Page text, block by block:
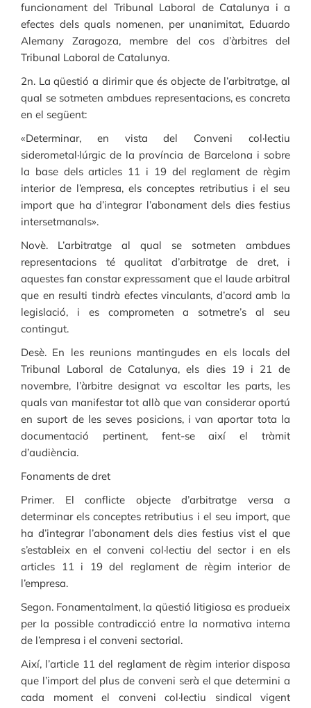
funcionament del Tribunal Laboral de Catalunya i a
efectes dels quals nomenen, per unanimitat, Eduardo
Alemany Zaragoza, membre del cos d’àrbitres del
Tribunal Laboral de Catalunya.
2n. La qüestió a dirimir que és objecte de l’arbitratge, al
qual se sotmeten ambdues representacions, es concreta
en el següent:
«Determinar, en vista del Conveni col·lectiu
siderometal·lúrgic de la província de Barcelona i sobre
la base dels articles 11 i 19 del reglament de règim
interior de l’empresa, els conceptes retributius i el seu
import que ha d’integrar l’abonament dels dies festius
intersetmanals».
Novè. L’arbitratge al qual se sotmeten ambdues
representacions té qualitat d’arbitratge de dret, i
aquestes fan constar expressament que el laude arbitral
que en resulti tindrà efectes vinculants, d’acord amb la
legislació, i es comprometen a sotmetre’s al seu
contingut.
Desè. En les reunions mantingudes en els locals del
Tribunal Laboral de Catalunya, els dies 19 i 21 de
novembre, l’àrbitre designat va escoltar les parts, les
quals van manifestar tot allò que van considerar oportú
en suport de les seves posicions, i van aportar tota la
documentació pertinent, fent-se així el tràmit
d’audiència.
Fonaments de dret
Primer. El conflicte objecte d’arbitratge versa a
determinar els conceptes retributius i el seu import, que
ha d’integrar l’abonament dels dies festius vist el que
s’estableix en el conveni col·lectiu del sector i en els
articles 11 i 19 del reglament de règim interior de
l’empresa.
Segon. Fonamentalment, la qüestió litigiosa es produeix
per la possible contradicció entre la normativa interna
de l’empresa i el conveni sectorial.
Així, l’article 11 del reglament de règim interior disposa
que l’import del plus de conveni serà el que determini a
cada moment el conveni col·lectiu sindical vigent